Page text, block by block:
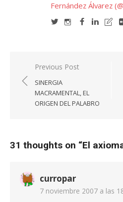
Fernández Álvarez
Navegación
de
entradas
Previous Post
SINERGIA
MACRAMENTAL, EL
ORIGEN DEL PALABRO
31 thoughts on “El
curropar
7 noviembre 2007 a las